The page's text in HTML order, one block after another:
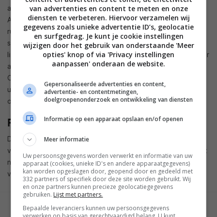
aansturen. De HT-S5915 beschikt daarnaast over AccuEQ en
AccuReflex technologieën waarmee de weergave op de
ruimte afgestemd kan worden. Daarbij beschikken beide
systemen over Onkyo’s Vocal Enhancer functie en de Zone B
line-out waarmee de bron van de hoofdruimte naar een ander
audiosysteem of een hoofdtelefoon gestuurd kan worden.
Ook is bluetooth aanwezig, kun je een usb-medium op de
usb-poort aansluiten en heb je de beschikking over coaxiale,
optische en rca-inputs.
Prijs en beschikbaarheid
De Onkyo HT-S3910 moet in april op de markt verschijnen
voor een prijs van 499,99 Britse Ponden. De HT-S5915 heeft
nog geen officiële prijs meegekregen en moet in juni
verschijnen.
GESCHREVEN DOOR
van advertenties en content te meten en onze
diensten te verbeteren. Hiervoor verzamelen wij
gegevens zoals unieke advertentie ID’s, geolocatie
en surfgedrag. Je kunt je cookie instellingen
wijzigen door het gebruik van onderstaande 'Meer
opties' knop of via 'Privacy instellingen
aanpassen' onderaan de website.
Gepersonaliseerde advertenties en content,
advertentie- en contentmetingen,
doelgroepenonderzoek en ontwikkeling van diensten
Informatie op een apparaat opslaan en/of openen
Meer informatie
Uw persoonsgegevens worden verwerkt en informatie van uw
apparaat (cookies, unieke ID's en andere apparaatgegevens)
kan worden opgeslagen door, geopend door en gedeeld met
332 partners of specifiek door deze site worden gebruikt. Wij
en onze partners kunnen precieze geolocatiegegevens
gebruiken. Lijst met partners.
Bepaalde leveranciers kunnen uw persoonsgegevens